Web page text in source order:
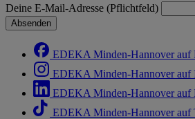
Deine E-Mail-Adresse (Pflichtfeld)
Absenden
EDEKA Minden-Hannover auf
EDEKA Minden-Hannover auf
EDEKA Minden-Hannover auf
EDEKA Minden-Hannover auf